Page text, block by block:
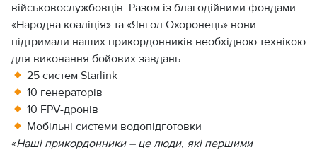
військовослужбовців. Разом із благодійними фондами
«Народна коаліція» та «Янгол Охоронець» вони
підтримали наших прикордонників необхідною технікою
для виконання бойових завдань:
25 систем Starlink
10 генераторів
10 FPV-дронів
Мобільні системи водопідготовки
«Наші прикордонники – це люди, які першими